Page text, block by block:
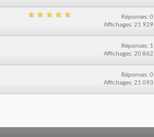
Réponses: 0
Affichages: 21 929
Réponses: 1
Affichages: 20 862
Réponses: 0
Affichages: 21 093